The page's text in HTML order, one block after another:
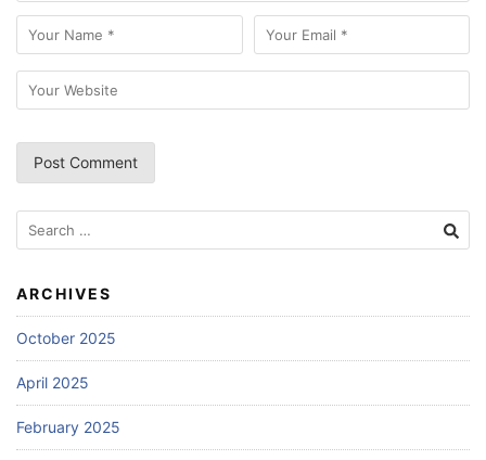
Search
for:
ARCHIVES
October 2025
April 2025
February 2025